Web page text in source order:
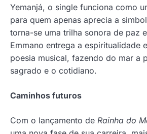
Yemanjá, o single funciona como
para quem apenas aprecia a
torna-se uma trilha sonora de paz
Emmano entrega a espiritualidade
poesia musical, fazendo do mar a
sagrado e o cotidiano.
Caminhos futuros
Com o lançamento de Rainha do